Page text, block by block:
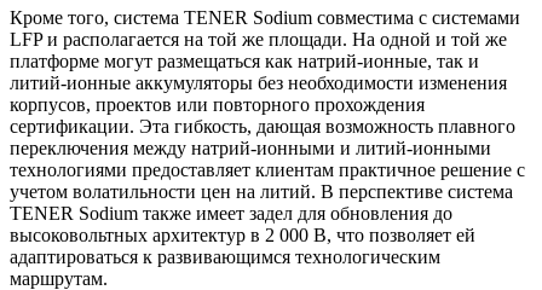
Кроме того, система TENER Sodium совместима с системами
LFP и располагается на той же площади. На одной и той же
платформе могут размещаться как натрий-ионные, так и
литий-ионные аккумуляторы без необходимости изменения
корпусов, проектов или повторного прохождения
сертификации. Эта гибкость, дающая возможность плавного
переключения между натрий-ионными и литий-ионными
технологиями предоставляет клиентам практичное решение с
учетом волатильности цен на литий. В перспективе система
TENER Sodium также имеет задел для обновления до
высоковольтных архитектур в 2 000 В, что позволяет ей
адаптироваться к развивающимся технологическим
маршрутам.